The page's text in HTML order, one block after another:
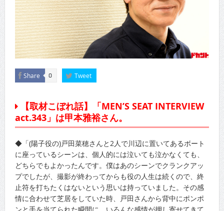
Share 0 Tweet
【取材こぼれ話】「MEN’S SEAT INTERVIEW
act.343」は甲本雅裕さん。
◆「(陽子役の)戸田菜穂さんと2人で川辺に置いてあるボート
に座っているシーンは、個人的には泣いても泣かなくても、
どちらでもよかったんです。僕はあのシーンでクランクアッ
プでしたが、撮影が終わってからも役の人生は続くので、終
止符を打ちたくはないという思いは持っていました。その感
情に合わせて芝居をしていた時、戸田さんから背中にポンポ